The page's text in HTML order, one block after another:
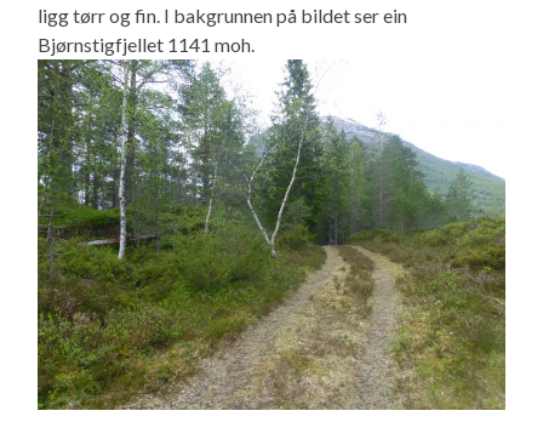
ligg tørr og fin. I bakgrunnen på bildet ser ein
Bjørnstigfjellet 1141 moh.